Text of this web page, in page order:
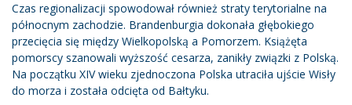
Czas regionalizacji spowodował również straty terytorialne na
północnym zachodzie. Brandenburgia dokonała głębokiego
przecięcia się między Wielkopolską a Pomorzem. Książęta
pomorscy szanowali wyższość cesarza, zanikły związki z Polską.
Na początku XIV wieku zjednoczona Polska utraciła ujście Wisły
do ​​morza i została odcięta od Bałtyku.